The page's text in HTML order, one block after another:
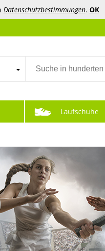
Datenschutzbestimmungen. OK
Laufschuhe